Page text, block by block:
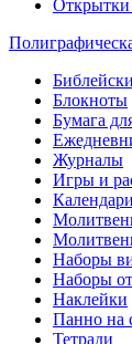
Блокноты
Бумага
Журналы
Игры и
Календари
Наборы
Наборы
Наклейки
Панно на
Тетради